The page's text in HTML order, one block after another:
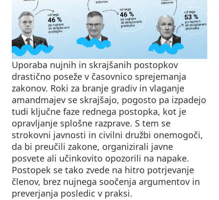
Uporaba nujnih in skrajšanih postopkov
drastično poseže v časovnico sprejemanja
zakonov. Roki za branje gradiv in vlaganje
amandmajev se skrajšajo, pogosto pa izpadejo
tudi ključne faze rednega postopka, kot je
opravljanje splošne razprave. S tem se
strokovni javnosti in civilni družbi onemogoči,
da bi preučili zakone, organizirali javne
posvete ali učinkovito opozorili na napake.
Postopek se tako zvede na hitro potrjevanje
členov, brez nujnega soočenja argumentov in
preverjanja posledic v praksi.